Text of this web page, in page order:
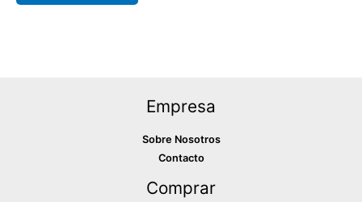
del
producto
Empresa
Sobre Nosotros
Contacto
Comprar